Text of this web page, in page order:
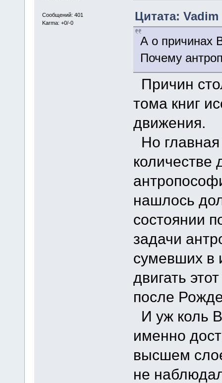
Сообщений: 401
Karma: +0/-0
Цитата: Vadim
А о причинах
Почему
Причин
тома книг
движения.
Но
количестве
нашлось
состоянии
задачи
сумевших в
двигать
после
И уж коль
именно
высшем
не